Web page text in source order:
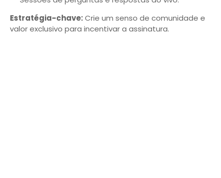
Estratégia-chave:Crie um senso de comunidade e
valor exclusivo para incentivar a assinatura.